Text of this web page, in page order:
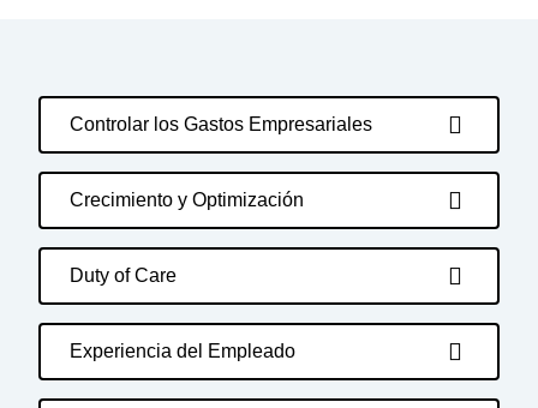
Controlar los Gastos Empresariales
Crecimiento y Optimización
Duty of Care
Experiencia del Empleado